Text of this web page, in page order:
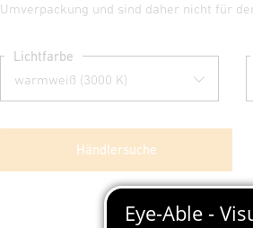
Umverpackung und sind daher nicht für
Lichtfarbe
Händlersuche